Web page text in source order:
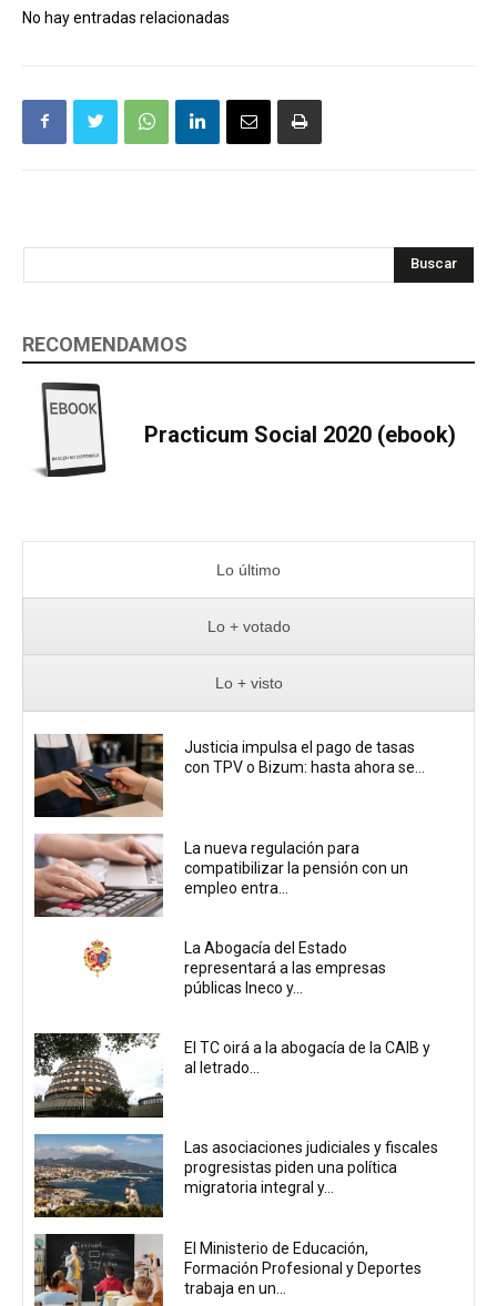
No hay entradas relacionadas
Buscar
RECOMENDAMOS
Practicum Social 2020 (ebook)
Lo último
Lo + votado
Lo + visto
Justicia impulsa el pago de tasas
con TPV o Bizum: hasta ahora se...
La nueva regulación para
compatibilizar la pensión con un
empleo entra...
La Abogacía del Estado
representará a las empresas
públicas Ineco y...
El TC oirá a la abogacía de la CAIB y
al letrado...
Las asociaciones judiciales y fiscales
progresistas piden una política
migratoria integral y...
El Ministerio de Educación,
Formación Profesional y Deportes
trabaja en un...